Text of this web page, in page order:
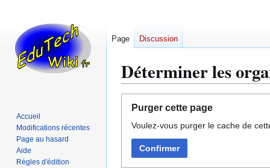
Déterminer les
navigation
recherche
Purger cette page
Voulez-vous purger le cache de
Confirmer
Page Discussion
Accueil
Modifications récentes
Page au hasard
Aide
Règles d'édition